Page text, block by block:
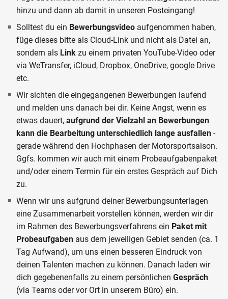
hinzu und dann ab damit in unseren Posteingang!
Solltest du ein Bewerbungsvideo aufgenommen haben,
füge dieses bitte als Cloud-Link und nicht als Datei an,
sondern als Link zu einem privaten YouTube-Video oder
via WeTransfer, iCloud, Dropbox, OneDrive, google Drive
etc.
Wir sichten die eingegangenen Bewerbungen laufend
und melden uns danach bei dir. Keine Angst, wenn es
etwas dauert, aufgrund der Vielzahl an Bewerbungen
kann die Bearbeitung unterschiedlich lange ausfallen -
gerade während den Hochphasen der Motorsportsaison.
Ggfs. kommen wir auch mit einem Probeaufgabenpaket
und/oder einem Termin für ein erstes Gespräch auf Dich
zu.
Wenn wir uns aufgrund deiner Bewerbungsunterlagen
eine Zusammenarbeit vorstellen können, werden wir dir
im Rahmen des Bewerbungsverfahrens ein Paket mit
Probeaufgaben aus dem jeweiligen Gebiet senden (ca. 1
Tag Aufwand), um uns einen besseren Eindruck von
deinen Talenten machen zu können. Danach laden wir
dich gegebenenfalls zu einem persönlichen Gespräch
(via Teams oder vor Ort in unserem Büro) ein.